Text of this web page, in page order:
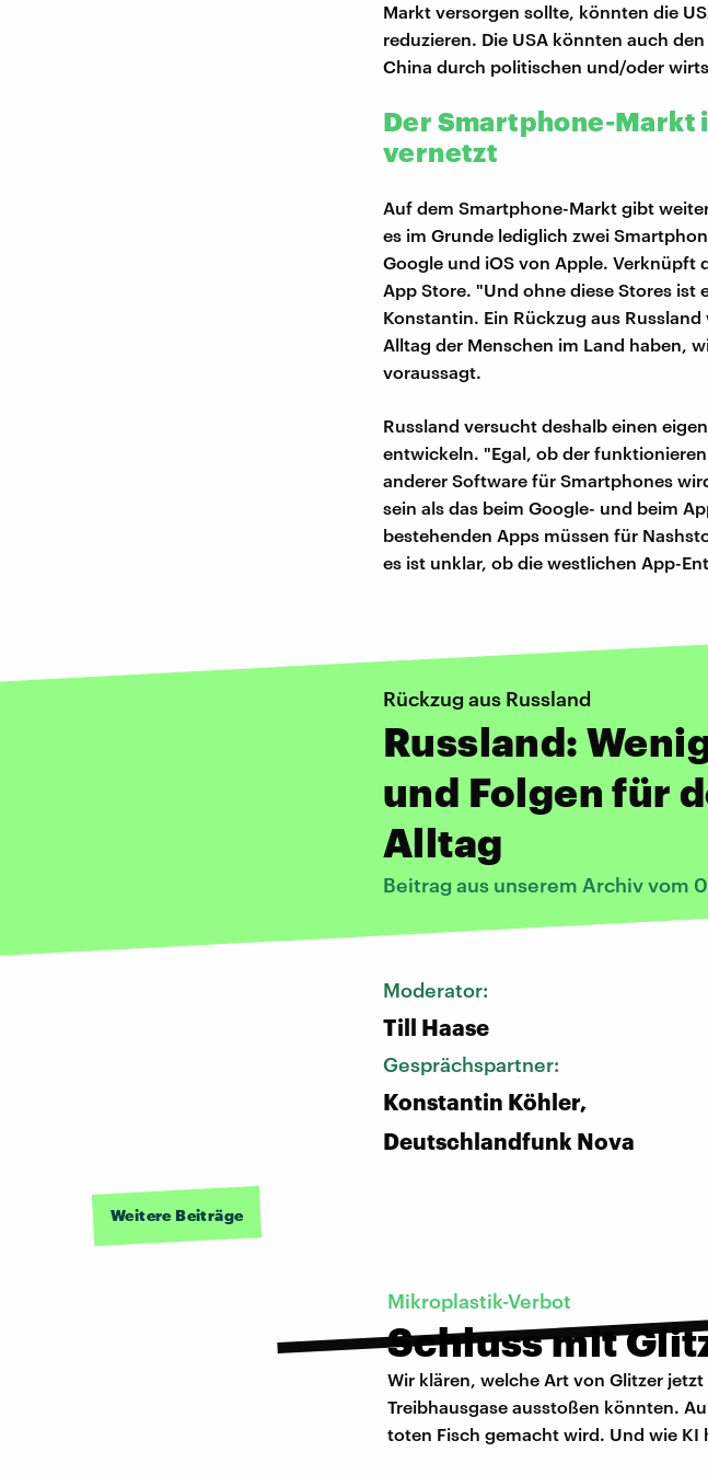
Markt versorgen sollte, könnten die
reduzieren. Die USA könnten auch
China durch politischen und/oder
Der Smartphone-
vernetzt
Auf dem Smartphone-Markt gibt
es im Grunde lediglich zwei
Google und iOS von Apple. Verknüpft
App Store. "Und ohne diese Stores
Konstantin. Ein Rückzug aus
Alltag der Menschen im Land haben,
voraussagt.
Russland versucht deshalb einen
entwickeln. "Egal, ob der
anderer Software für Smartphones
sein als das beim Google- und beim
bestehenden Apps müssen für
es ist unklar, ob die westlichen App-
Rückzug aus Russland
Russland:
und Folgen für
Alltag
Beitrag aus unserem Archiv vom
Moderator:
Till Haase
Gesprächspartner:
Konstantin Köhler,
Deutschlandfunk Nova
Weitere Beiträge
Mikroplastik-Verbot
Schluss mit
Wir klären, welche Art von Glitzer
Treibhausgase ausstoßen könnten.
toten Fisch gemacht wird. Und wie KI